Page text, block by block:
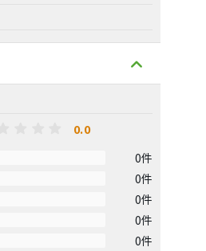
0.0
0件
0件
0件
0件
0件